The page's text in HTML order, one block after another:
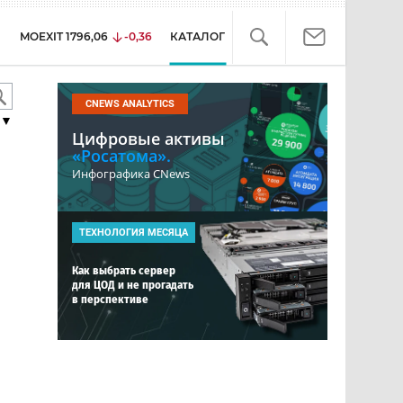
MOEXIT 1796,06 -0,36 КАТАЛОГ
▼
CNEWS ANALYTICS
Цифровые активы
«Росатома».
Инфографика CNews
ТЕХНОЛОГИЯ МЕСЯЦА
Как выбрать сервер
для ЦОД и не прогадать
в перспективе